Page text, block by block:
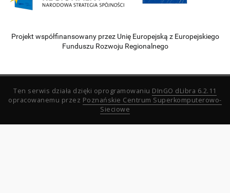
Projekt współfinansowany przez Unię Europejską z Europejskiego
Funduszu Rozwoju Regionalnego
Ten serwis działa dzięki oprogramowaniu DInGO dLibra 6.2.11
opracowanemu przez Poznańskie Centrum Superkomputerowo-
Sieciowe